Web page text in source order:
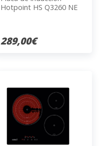
Hotpoint HS Q3260 NE
289,00€